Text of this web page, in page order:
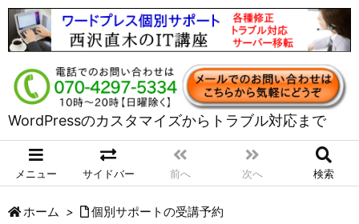
WordPressのカスタマイズからトラブル対応まで
メニュー サイドバー 前へ 次へ 検索
ホーム > 個別サポートの受講予約